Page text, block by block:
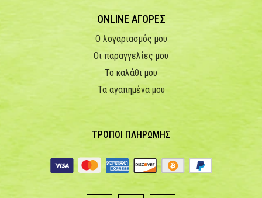
ONLINE ΑΓΟΡΕΣ
Ο λογαριασμός μου
Οι παραγγελίες μου
Το καλάθι μου
Τα αγαπημένα μου
ΤΡΟΠΟΙ ΠΛΗΡΩΜΗΣ